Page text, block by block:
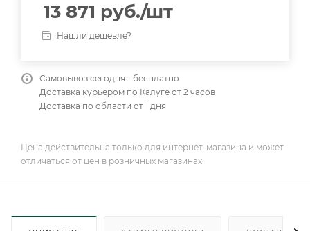
13 871 руб./шт
Нашли дешевле?
Самовывоз сегодня - бесплатно
Доставка курьером по Калуге от 2 часов
Доставка по области от 1 дня
Цена действительна только для интернет-магазина и может
отличаться от цен в розничных магазинах